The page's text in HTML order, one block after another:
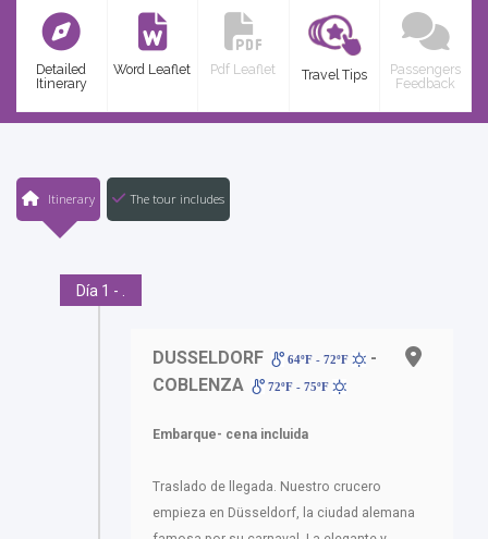
Detailed
Itinerary
Word Leaflet Pdf Leaflet Travel Tips
Passengers
Feedback
Itinerary The tour includes
Día 1 - .
DUSSELDORF 64ºF - 72ºF
-
COBLENZA
72ºF - 75ºF
Embarque- cena incluida
Traslado de llegada. Nuestro crucero
empieza en Düsseldorf, la ciudad alemana